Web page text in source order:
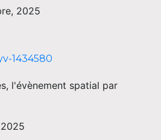
2025
l'évènement spatial par